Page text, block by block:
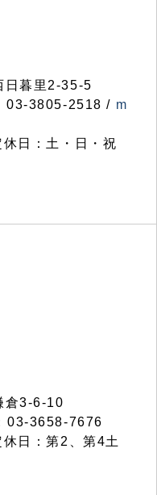
暮里2-35-5
03-3805-2518 / m
日：土・日・祝
倉3-6-10
03-3658-7676
日：第2、第4土